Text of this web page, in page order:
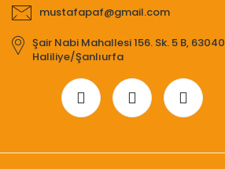
mustafapaf@gmail.com
Şair Nabi Mahallesi 156. Sk. 5 B, 63040
Haliliye/Şanlıurfa